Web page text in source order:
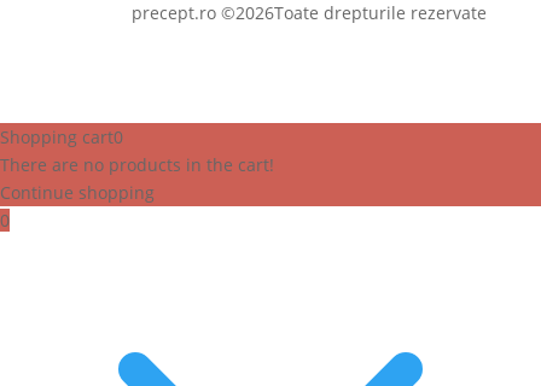
precept.ro ©2026Toate drepturile rezervate
Shopping cart0
There are no products in the cart!
Continue shopping
0